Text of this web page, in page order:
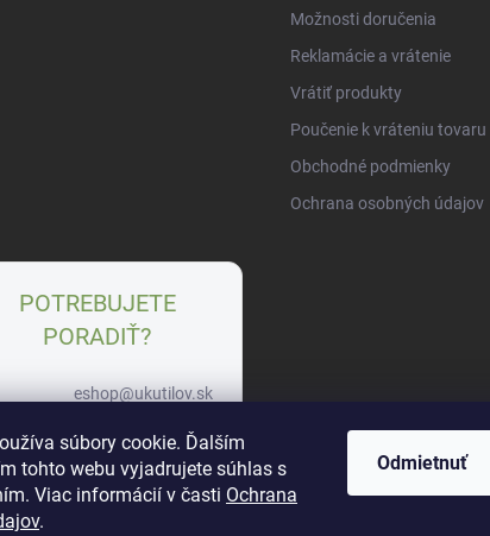
súbory cookie. Ďalším
tohto webu vyjadrujete súhlas s
Viac informácií v časti Ochrana
.
Odmietnuť
Možnosti doručenia
Reklamácie a vrátenie
Vrátiť produkty
Poučenie k vráteniu tovaru
Obchodné podmienky
Ochrana osobných údajov
POTREBUJETE
PORADIŤ?
eshop@ukutilov.sk
+421 951 963 745
WhatsApp